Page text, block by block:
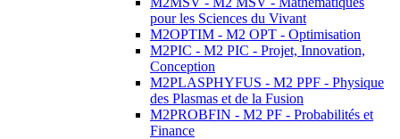
pour les Sciences du Vivant
M2OPTIM - M2 OPT - Optimisation
M2PIC - M2 PIC - Projet, Innovation,
Conception
M2PLASPHYFUS - M2 PPF - Physique
des Plasmas et de la Fusion
M2PROBFIN - M2 PF - Probabilités et
Finance